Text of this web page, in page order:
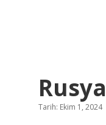
Tarih: Ekim 1, 2024